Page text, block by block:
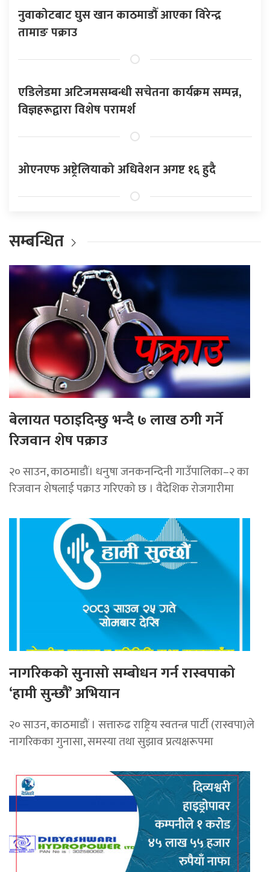
नुवाकोटबाट घुस खान काठमाडौँ आएका विरेन्द्र
तामाङ पक्राउ
एडिलेडमा अटिजमसम्बन्धी सचेतना कार्यक्रम सम्पन्न,
विज्ञहरूद्वारा विशेष परामर्श
ओएनएफ अष्ट्रेलियाको अधिवेशन अगष्ट १६ हुदै
सम्बन्धित
बेलायत पठाइदिन्छु भन्दै ७ लाख ठगी गर्ने
रिजवान शेष पक्राउ
२० साउन, काठमाडौं। धनुषा जनकनन्दिनी गाउँपालिका–२ का
रिजवान शेषलाई पक्राउ गरिएको छ । वैदेशिक रोजगारीमा
नागरिकको सुनासो सम्बोधन गर्न रास्वपाको
‘हामी सुन्छौं’ अभियान
२० साउन, काठमाडौं । सत्तारुढ राष्ट्रिय स्वतन्त्र पार्टी (रास्वपा)ले
नागरिकका गुनासा, समस्या तथा सुझाव प्रत्यक्षरूपमा